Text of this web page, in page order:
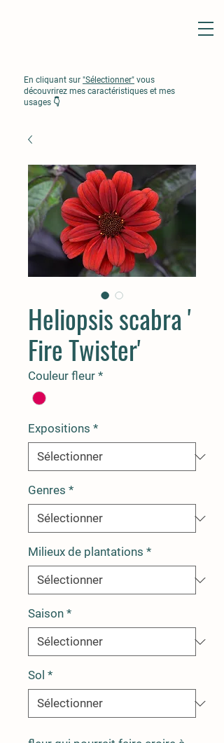
En cliquant sur "Sélectionner" vous
découvrirez mes caractéristiques et mes
usages 👇
Heliopsis scabra '
Fire Twister'
Couleur fleur *
Expositions *
Genres *
Milieux de plantations *
Saison *
Sol *